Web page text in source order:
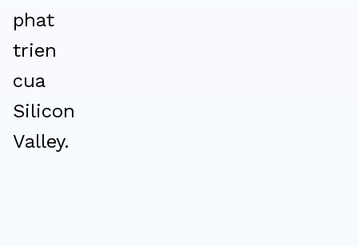
phat
trien
cua
Silicon
Valley.